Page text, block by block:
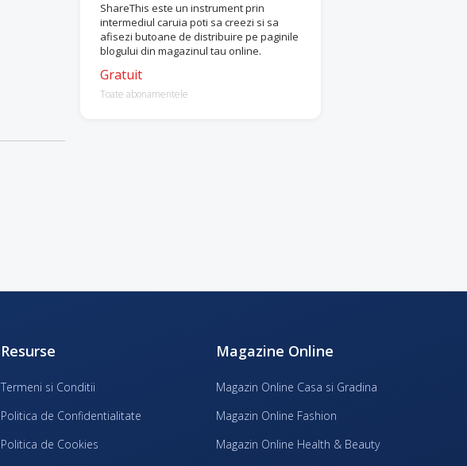
ShareThis este un instrument prin
intermediul caruia poti sa creezi si sa
afisezi butoane de distribuire pe paginile
blogului din magazinul tau online.
Gratuit
Toate abonamentele
Resurse
Termeni si Conditii
Politica de Confidentialitate
Politica de Cookies
Magazine Online
Magazin Online Casa si Gradina
Magazin Online Fashion
Magazin Online Health & Beauty